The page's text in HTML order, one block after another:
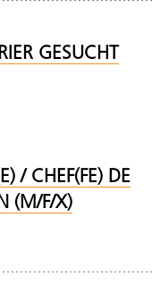
GESUCHT
/ CHEF(FE) DE
(M/F/X)